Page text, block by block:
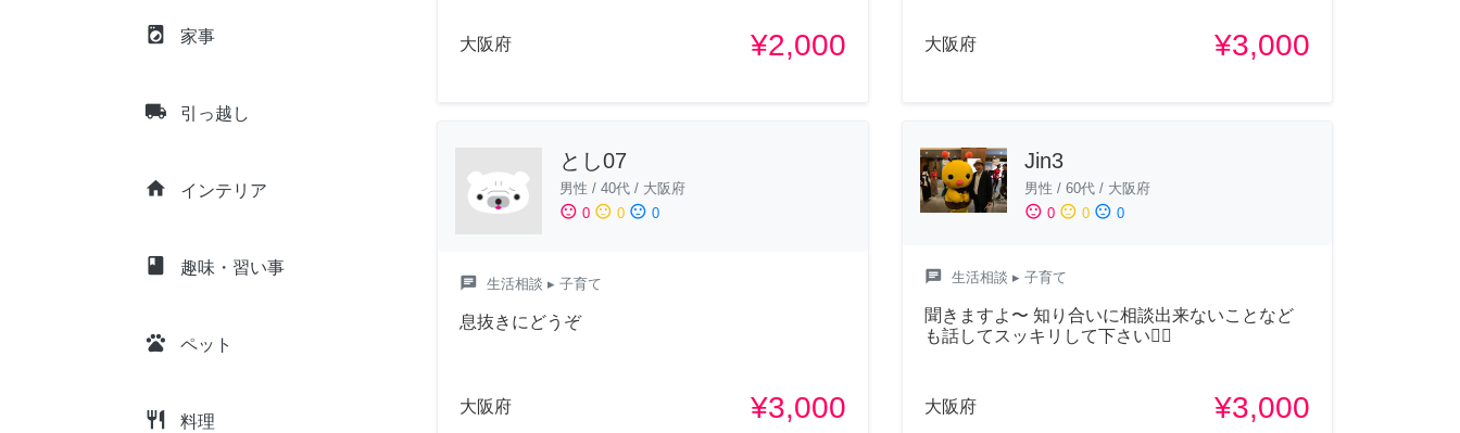
local_laundry_service 家事
local_shipping 引っ越し
home インテリア
class 趣味・習い事
pets ペット
restaurant 料理
大阪府 ¥2,000 大阪府 ¥3,000
とし07
男性 / 40代 / 大阪府
sentiment_satisfied 0 sentiment_neutral 0 sentiment_dissatisfied 0
chat 生活相談 ▸ 子育て
息抜きにどうぞ
大阪府 ¥3,000
Jin3
男性 / 60代/ 大阪府
sentiment_satisfied 0 sentiment_neutral 0 sentiment_dissatisfied 0
chat 生活相談 ▸ 子育て
聞きますよ〜 知り合いに相談出来ないことなど
も話してスッキリして下さい🙆‍♂️
大阪府 ¥3,000